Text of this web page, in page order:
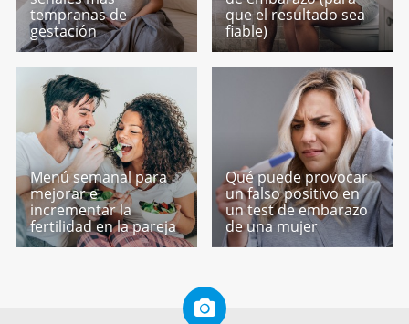
tempranas de
gestación
que el resultado sea
fiable)
Menú semanal para
mejorar e
incrementar la
fertilidad en la pareja
Qué puede provocar
un falso positivo en
un test de embarazo
de una mujer